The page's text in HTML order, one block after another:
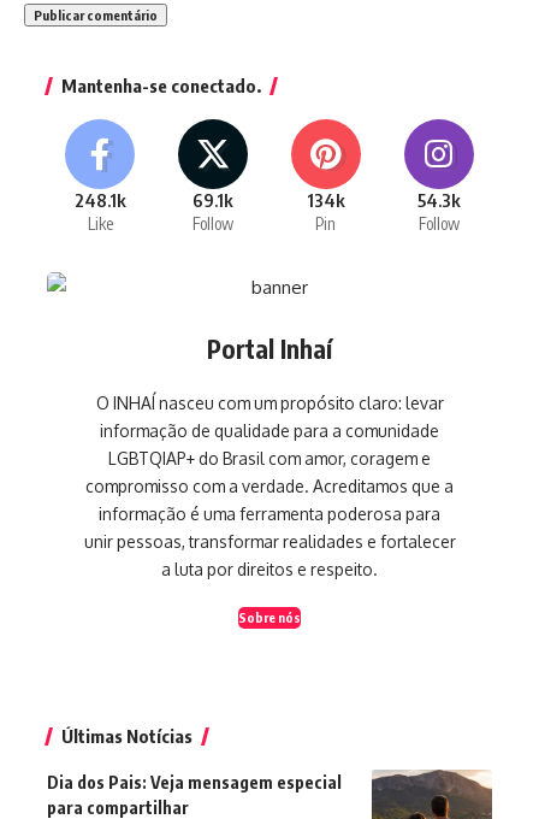
Mantenha-se conectado.
248.1k
Like
69.1k
Follow
134k
Pin
54.3k
Follow
Portal Inhaí
O INHAÍ nasceu com um propósito claro: levar
informação de qualidade para a comunidade
LGBTQIAP+ do Brasil com amor, coragem e
compromisso com a verdade. Acreditamos que a
informação é uma ferramenta poderosa para
unir pessoas, transformar realidades e fortalecer
a luta por direitos e respeito.
Sobre nós
Últimas Notícias
Dia dos Pais: Veja mensagem especial
para compartilhar